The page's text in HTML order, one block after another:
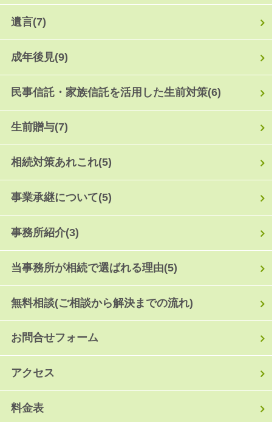
遺言(7)
成年後見(9)
民事信託・家族信託を活用した生前対策(6)
生前贈与(7)
相続対策あれこれ(5)
事業承継について(5)
事務所紹介(3)
当事務所が相続で選ばれる理由(5)
無料相談(ご相談から解決までの流れ)
お問合せフォーム
アクセス
料金表